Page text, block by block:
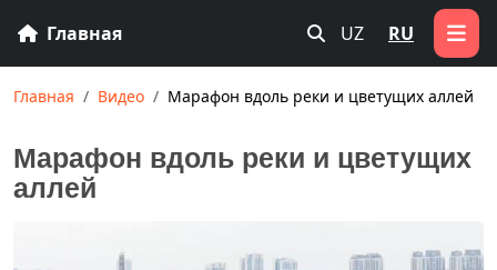
Главная UZ RU
Главная Видео Марафон вдоль реки и цветущих аллей
Марафон вдоль реки и цветущих
аллей